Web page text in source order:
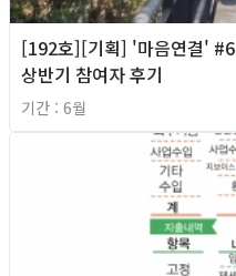
[192호][기획] '마음연결'
상반기 참여자 후기
기간 : 6월